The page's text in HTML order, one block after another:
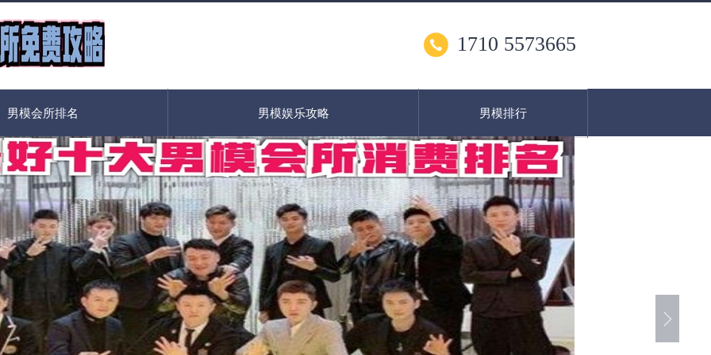
1710 5573665
男模会所排名 男模娱乐攻略 男模排行